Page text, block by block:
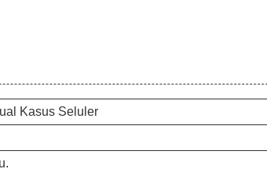
Kasus Seluler